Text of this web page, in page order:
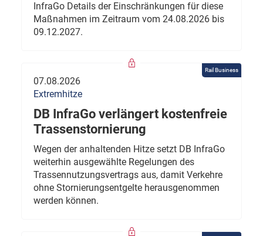
InfraGo Details der Einschränkungen für diese
Maßnahmen im Zeitraum vom 24.08.2026 bis
09.12.2027.
Rail Business
07.08.2026
Extremhitze
DB InfraGo verlängert kostenfreie
Trassenstornierung
Wegen der anhaltenden Hitze setzt DB InfraGo
weiterhin ausgewählte Regelungen des
Trassennutzungsvertrags aus, damit Verkehre
ohne Stornierungsentgelte herausgenommen
werden können.